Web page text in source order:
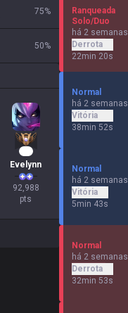
75%
50%
Evelynn
92,988
pts
Ranqueada
Solo/Duo
há 2 semanas
Derrota
22min 20s
Normal
há 2 semanas
Vitória
38min 52s
Normal
há 2 semanas
Vitória
5min 43s
Normal
há 2 semanas
Derrota
32min 53s